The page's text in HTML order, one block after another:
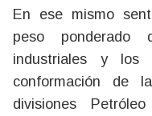
En ese mismo
peso ponderado
industriales y los
conformación de
divisiones